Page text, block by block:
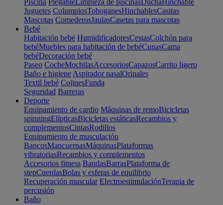
Piscina PlegableLimpieza de piscinasDuchaHinchable
Juguetes ColumpiosToboganesHinchablesCasitas
Mascotas ComederosJaulasCasetas para mascotas
Bebé
Habitación bebé HumidificadoresCestasColchón para
bebéMuebles para habitación de bebéCunasCama
bebéDecoración bebé
Paseo CocheMochilasAccesoriosCapazosCarrito ligero
Baño e higiene Aspirador nasalOrinales
Textil bebé CojinesFunda
Seguridad Barreras
Deporte
Equipamiento de cardio Máquinas de remoBicicletas
spinningElípticasBicicletas estáticasRecambios y
complementosCintasRodillos
Equipamiento de musculación
BancosMancuernasMáquinasPlataformas
vibratoriasRecambios y complementos
Accesorios fitness BandasBarrasPlataforma de
stepCuerdasBolas y esferas de equilibrio
Recuperación muscular ElectroestimulaciónTerapia de
percusión
Baño